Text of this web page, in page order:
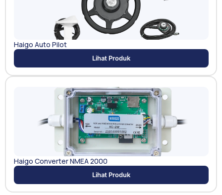
Haigo Auto Pilot
Lihat Produk
Haigo Converter NMEA 2000
Lihat Produk